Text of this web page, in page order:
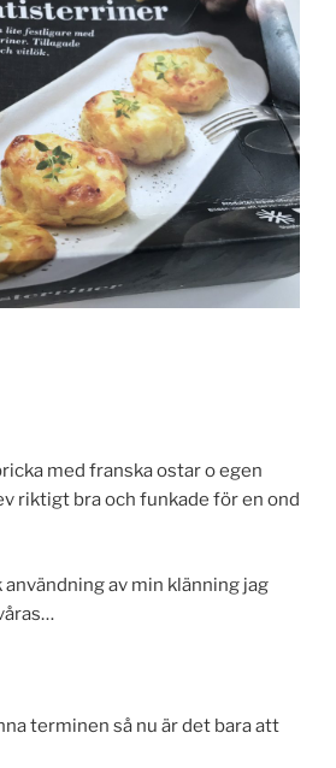
med franska ostar o egen
riktigt bra och funkade för en ond
av min klänning jag
terminen så nu är det bara att